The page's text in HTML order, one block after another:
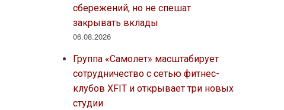
сбережений, но не спешат
закрывать вклады
06.08.2026
Группа «Самолет» масштабирует
сотрудничество с сетью фитнес-
клубов XFIT и открывает три новых
студии